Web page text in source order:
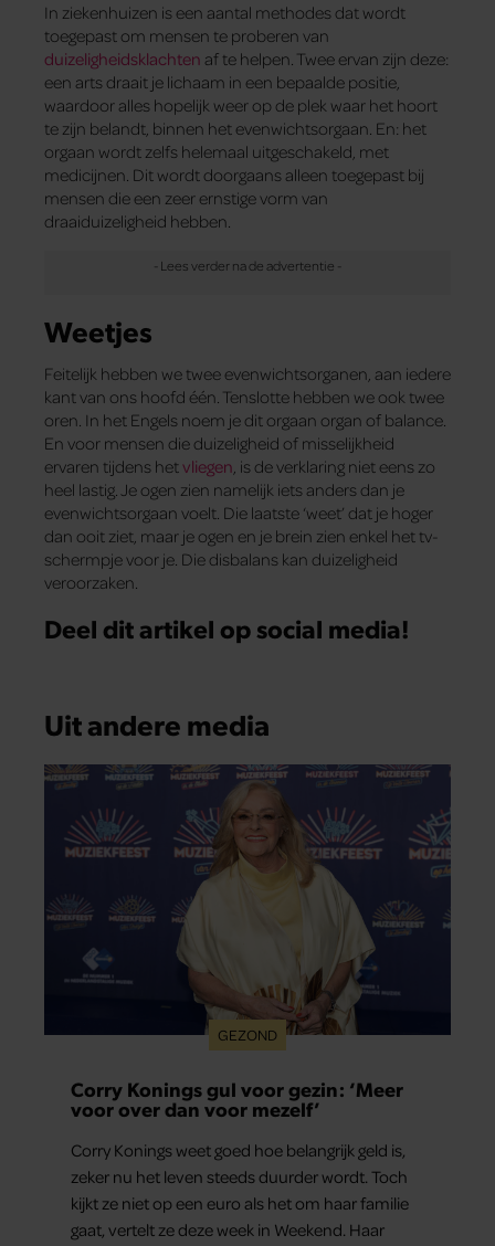
In ziekenhuizen is een aantal methodes dat wordt
toegepast om mensen te proberen van
duizeligheidsklachten af te helpen. Twee ervan zijn deze:
een arts draait je lichaam in een bepaalde positie,
waardoor alles hopelijk weer op de plek waar het hoort
te zijn belandt, binnen het evenwichtsorgaan. En: het
orgaan wordt zelfs helemaal uitgeschakeld, met
medicijnen. Dit wordt doorgaans alleen toegepast bij
mensen die een zeer ernstige vorm van
draaiduizeligheid hebben.
Weetjes
Feitelijk hebben we twee evenwichtsorganen, aan iedere
kant van ons hoofd één. Tenslotte hebben we ook twee
oren. In het Engels noem je dit orgaan organ of balance.
En voor mensen die duizeligheid of misselijkheid
ervaren tijdens hetvliegen, is de verklaring niet eens zo
heel lastig. Je ogen zien namelijk iets anders dan je
evenwichtsorgaan voelt. Die laatste ‘weet’ dat je hoger
dan ooit ziet, maar je ogen en je brein zien enkel het tv-
schermpje voor je. Die disbalans kan duizeligheid
veroorzaken.
Deel dit artikel op social media!
Uit andere media
GEZOND
Corry Konings gul voor gezin: ‘Meer
voor over dan voor mezelf’
Corry Konings weet goed hoe belangrijk geld is,
zeker nu het leven steeds duurder wordt. Toch
kijkt ze niet op een euro als het om haar familie
gaat, vertelt ze deze week in Weekend. Haar